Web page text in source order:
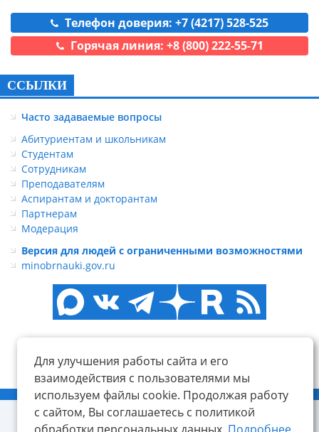
Для улучшения работы сайта и его
взаимодействия с пользователями мы
используем файлы cookie. Продолжая работу
с сайтом, Вы соглашаетесь с политикой
Телефон доверия: +7 (4217) 528-525
Горячая линия: +8 (800) 222-55-71
ССЫЛКИ
Часто задаваемые вопросы
Абитуриентам и школьникам
Студентам
Сотрудникам
Преподавателям
Аспирантам и докторантам
Партнерам
Модерация
Версия для людей с ограниченными возможностями
minobrnauki.gov.ru
© ФГБОУ ВО «КнАГУ», 2014-2026